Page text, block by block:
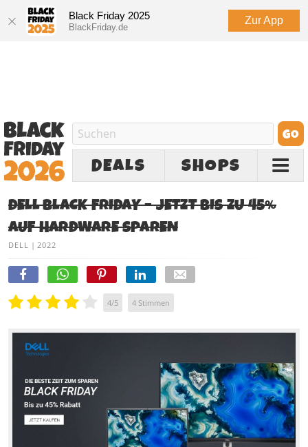
Black Friday 2025
BlackFriday.de
Zur App
DEALS SHOPS
DELL BLACK FRIDAY – JETZT BIS ZU 45%
AUF HARDWARE SPAREN
DELL | 2022
4/5 4 Stimmen